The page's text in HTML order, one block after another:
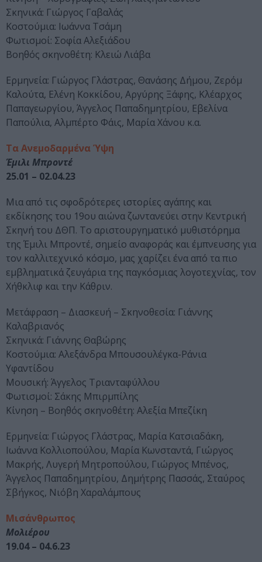
Σκηνικά: Γιώργος Γαβαλάς
Κοστούμια: Ιωάννα Τσάμη
Φωτισμοί: Σοφία Αλεξιάδου
Βοηθός σκηνοθέτη: Κλειώ Λιάβα
Ερμηνεία: Γιώργος Γλάστρας, Θανάσης Δήμου, Ζερόμ
Καλούτα, Ελένη Κοκκίδου, Αργύρης Ξάφης, Κλέαρχος
Παπαγεωργίου, Άγγελος Παπαδημητρίου, Εβελίνα
Παπούλια, Αλμπέρτο Φάις, Μαρία Χάνου κ.α.
Τα Ανεμοδαρμένα Ύψη
Έμιλι Μπροντέ
25.01 – 02.04.23
Μια από τις σφοδρότερες ιστορίες αγάπης και
εκδίκησης του 19ου αιώνα ζωντανεύει στην Κεντρική
Σκηνή του ΔΘΠ. Το αριστουργηματικό μυθιστόρημα
της Έμιλι Μπροντέ, σημείο αναφοράς και έμπνευσης για
τον καλλιτεχνικό κόσμο, μας χαρίζει ένα από τα πιο
εμβληματικά ζευγάρια της παγκόσμιας λογοτεχνίας, τον
Χήθκλιφ και την Κάθριν.
Μετάφραση – Διασκευή – Σκηνοθεσία: Γιάννης
Καλαβριανός
Σκηνικά: Γιάννης Θαβώρης
Κοστούμια: Αλεξάνδρα Μπουσουλέγκα-Ράνια
Υφαντίδου
Μουσική: Άγγελος Τριανταφύλλου
Φωτισμοί: Σάκης Μπιρμπίλης
Κίνηση – Βοηθός σκηνοθέτη: Αλεξία Μπεζίκη
Ερμηνεία: Γιώργος Γλάστρας, Μαρία Κατσιαδάκη,
Ιωάννα Κολλιοπούλου, Μαρία Κωνσταντά, Γιώργος
Μακρής, Λυγερή Μητροπούλου, Γιώργος Μπένος,
Άγγελος Παπαδημητρίου, Δημήτρης Πασσάς, Σταύρος
Σβήγκος, Νιόβη Χαραλάμπους
Μισάνθρωπος
Μολιέρου
19.04 – 04.6.23